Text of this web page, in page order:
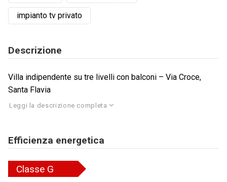
impianto tv privato
Descrizione
Villa indipendente su tre livelli con balconi – Via Croce,
Santa Flavia
Leggi la descrizione completa
Efficienza energetica
Classe G